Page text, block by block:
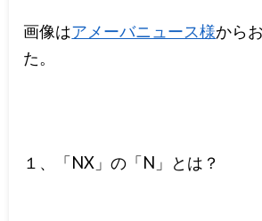
画像はアメーバニュース様から
た。
１、「NX」の「N」とは？